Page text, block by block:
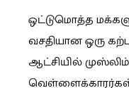
ஒட்டுமொத்த
வசதியான ஒரு
ஆட்சியில்
வெள்ளைக்காரர்கள்